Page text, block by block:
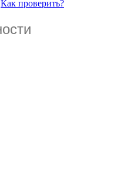
Как проверить?